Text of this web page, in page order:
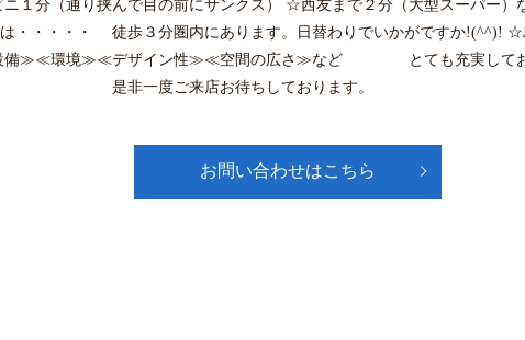
分（通り挟んで目の前にサンクス） ☆西友まで２分（大型スーパー）
は・・・・・ 徒歩３分圏内にあります。日替わりでいかがですか!(^^)!
備≫≪環境≫≪デザイン性≫≪空間の広さ≫など とても充実しており
来店お待ちしております。
お問い合わせはこちら